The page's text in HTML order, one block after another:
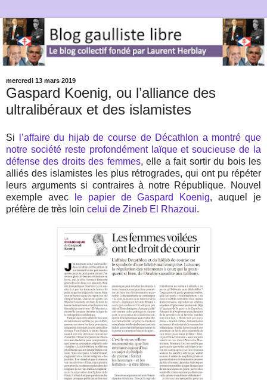
mercredi 13 mars 2019
Gaspard Koenig, ou l’alliance des
ultralibéraux et des islamistes
Si
l’affaire du hijab de course de Décathlon a montré que
notre société reste profondément laïque et soucieuse de la
défense des droits des femmes, elle a fait sortir du bois les
alliés des islamistes les plus rétrogrades, qui ont pu répéter
leurs arguments si contraires à notre République. Nouvel
exemple avec
le papier de Gaspard Koenig, auquel je
préfère de très loin celui de Zineb El Rhazoui.